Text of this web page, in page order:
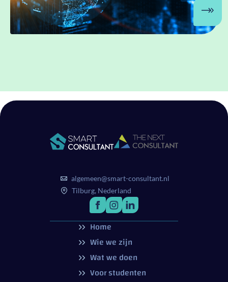
Home
Wie we zijn
Wat we doen
Voor studenten
algemeen@smart-consultant.nl
Tilburg, Nederland